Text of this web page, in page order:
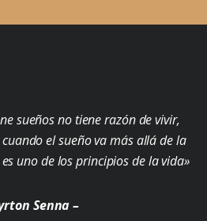
sueños no tiene razón de vivir,
el sueño va más allá de la
uno de los principios de la vida»
Senna –